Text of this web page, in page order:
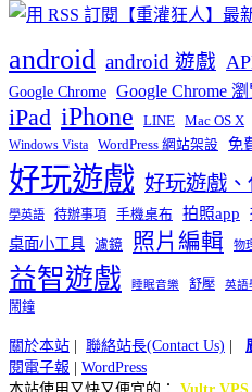
android android 遊戲
Google Chrome Google Chrome
iPad iPhone LINE Mac OS X
Windows Vista WordPress 網站架設 免
好玩遊戲 好玩遊戲
學英語 待辦事項 手機桌布 拍照app
桌面小工具 濾鏡 照片編輯 物
益智遊戲 睡眠音樂 舒壓 英語
鬧鐘
關於本站 | 聯絡站長(Contact Us) |
閱電子報 | WordPress